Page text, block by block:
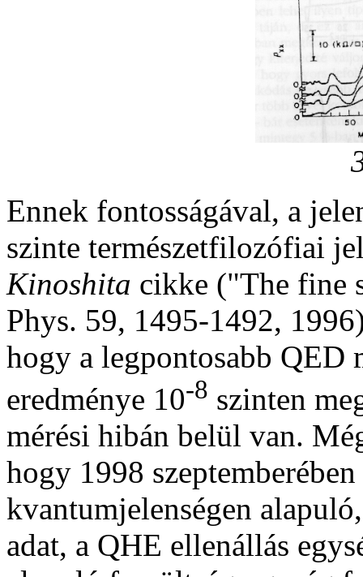
Ennek fontosságával, a
szinte természetfilozófiai
Kinoshita cikke ("The fine
Phys. 59, 1495-1492,
hogy a legpontosabb QED
eredménye 10-8 szinten
mérési hibán belül van.
hogy 1998
kvantumjelenségen
adat, a QHE ellenállás